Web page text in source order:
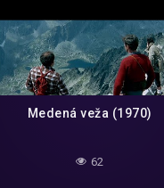
Medená veža (1970)
62